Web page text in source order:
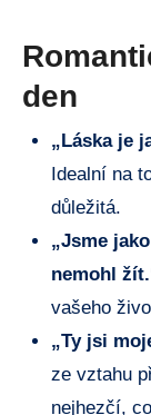
den
„Láska je
Idealní na
důležitá.
„Jsme
nemohl
vašeho
„Ty jsi
ze vztahu
nejhezčí,